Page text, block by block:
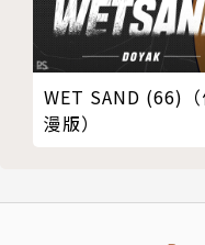
WET SAND (66)
漫版）